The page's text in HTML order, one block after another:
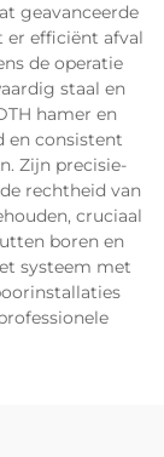
geavanceerde
er efficiënt afval
de operatie
staal en
hamer en
en consistent
Zijn precisie-
rechtheid van
cruciaal
boren en
systeem met